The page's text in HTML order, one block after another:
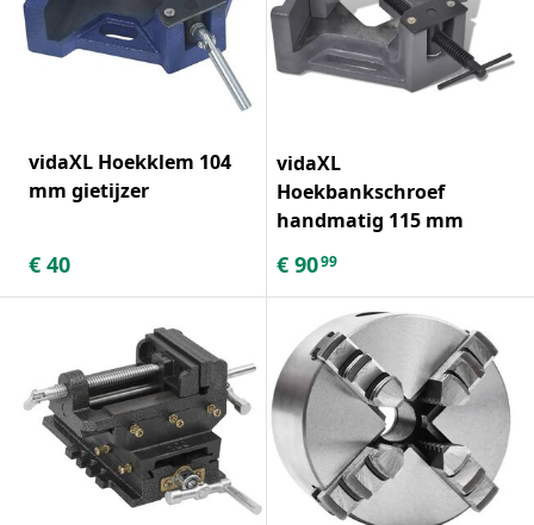
vidaXL Hoekklem 104
mm gietijzer
€ 40
vidaXL
Hoekbankschroef
handmatig 115 mm
€ 9099